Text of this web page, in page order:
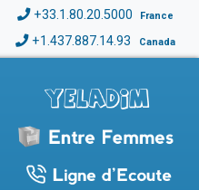
+33.1.80.20.5000 France
+1.437.887.14.93 Canada